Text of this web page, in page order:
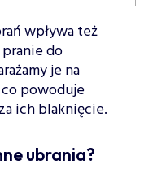
wpływa też
do
je na
powoduje
ich blaknięcie.
ubrania?